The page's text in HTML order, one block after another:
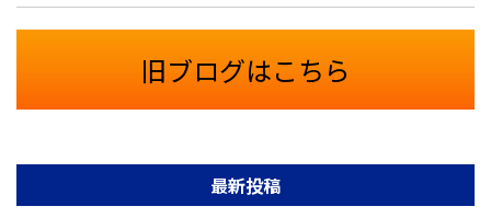
旧ブログはこちら
最新投稿